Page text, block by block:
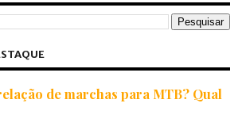
de marchas para MTB? Qual